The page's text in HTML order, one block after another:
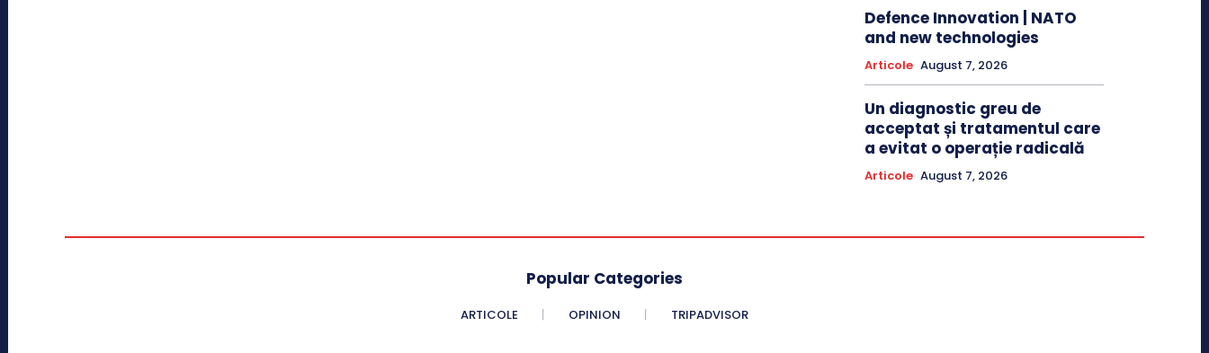
Defence Innovation | NATO
and new technologies
Articole August 7, 2026
Un diagnostic greu de
acceptat și tratamentul care
a evitat o operație radicală
Articole August 7, 2026
Popular Categories
ARTICOLE OPINION TRIPADVISOR